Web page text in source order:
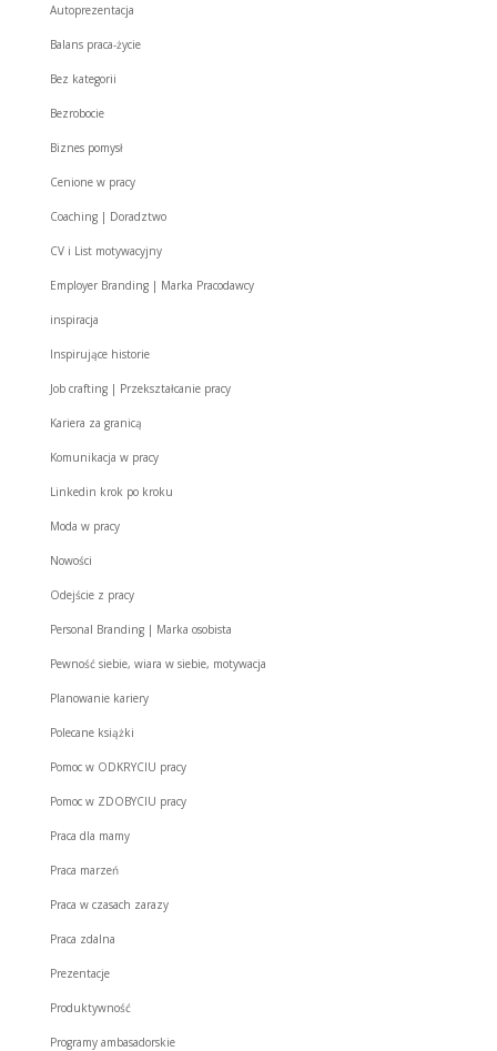
Autoprezentacja
Balans praca-życie
Bez kategorii
Bezrobocie
Biznes pomysł
Cenione w pracy
Coaching | Doradztwo
CV i List motywacyjny
Employer Branding | Marka Pracodawcy
inspiracja
Inspirujące historie
Job crafting | Przekształcanie pracy
Kariera za granicą
Komunikacja w pracy
Linkedin krok po kroku
Moda w pracy
Nowości
Odejście z pracy
Personal Branding | Marka osobista
Pewność siebie, wiara w siebie, motywacja
Planowanie kariery
Polecane książki
Pomoc w ODKRYCIU pracy
Pomoc w ZDOBYCIU pracy
Praca dla mamy
Praca marzeń
Praca w czasach zarazy
Praca zdalna
Prezentacje
Produktywność
Programy ambasadorskie